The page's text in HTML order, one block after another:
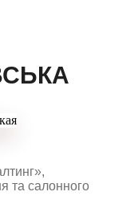
та салонного